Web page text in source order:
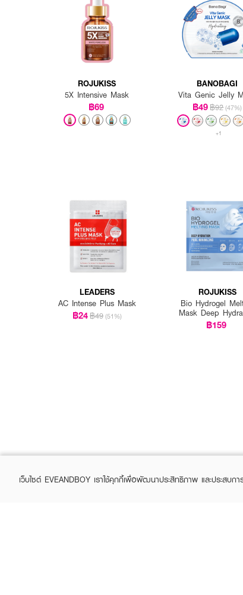
ROJUKISS
5X Intensive Mask
฿69
BANOBAGI
Vita Genic Jelly
฿49฿92 (47%)
+1
LEADERS
AC Intense Plus Mask
฿24฿49 (51%)
ROJUKISS
Bio Hydrogel
Mask Deep
฿159
เว็บไซต์ EVEANDBOY เราใช้คุกกี้เพื่อพัฒนาประสิทธิภาพ และประสบ